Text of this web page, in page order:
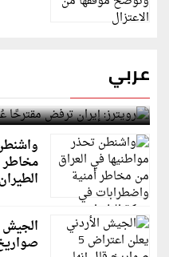
عربي
رويترز: إيران ترفض مقترحًا
لمضيق هرمز
مخاطر
الطيران